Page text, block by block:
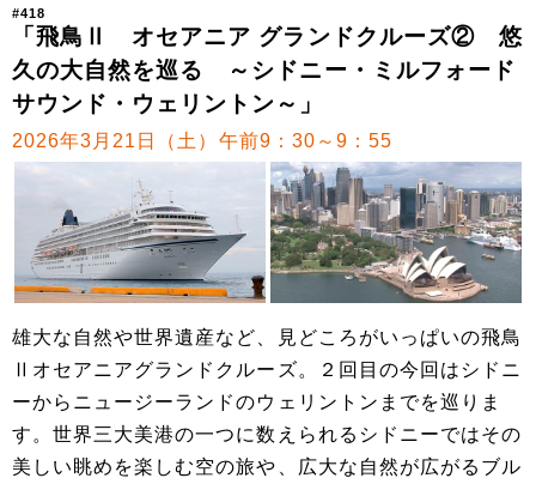
#418
「飛鳥Ⅱ オセアニア グランドクルーズ② 悠
久の大自然を巡る ～シドニー・ミルフォード
サウンド・ウェリントン～」
2026年3月21日（土）午前9：30～9：55
雄大な自然や世界遺産など、見どころがいっぱいの飛鳥
Ⅱオセアニアグランドクルーズ。２回目の今回はシドニ
ーからニュージーランドのウェリントンまでを巡りま
す。世界三大美港の一つに数えられるシドニーではその
美しい眺めを楽しむ空の旅や、広大な自然が広がるブル